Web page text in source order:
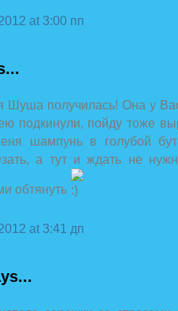
at 3:00 пп
Шуша получилась! Она у
подкинули, пойду тоже
шампунь в голубой
а тут и ждать не
обтянуть
at 3:41 дп